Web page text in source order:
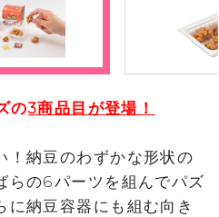
の3商品目が登場！
！納豆のわずかな形状の
らの6パーツを組んでパズ
に納豆容器にも組む向き